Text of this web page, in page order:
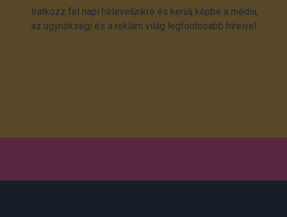
Iratkozz fel napi hírlevelünkre és kerülj képbe a média,
az ügynökségi és a reklám világ legfontosabb híreivel.